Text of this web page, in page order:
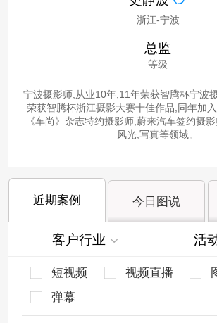
浙江-宁波
总监
等级
宁波摄影师,从业10年,11年荣获智腾杯宁波
荣获智腾杯浙江摄影大赛十佳作品,同年加
《车尚》杂志特约摄影师,蔚来汽车签约摄
风光,写真等领域。
近期案例 今日图说
客户行业 活
短视频 视频直播
弹幕